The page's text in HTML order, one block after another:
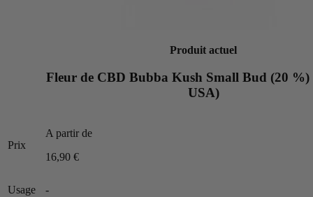
Produit actuel
Fleur de CBD Bubba Kush Small Bud (20
USA)
Prix
A partir de
16,90 €
Usage
-